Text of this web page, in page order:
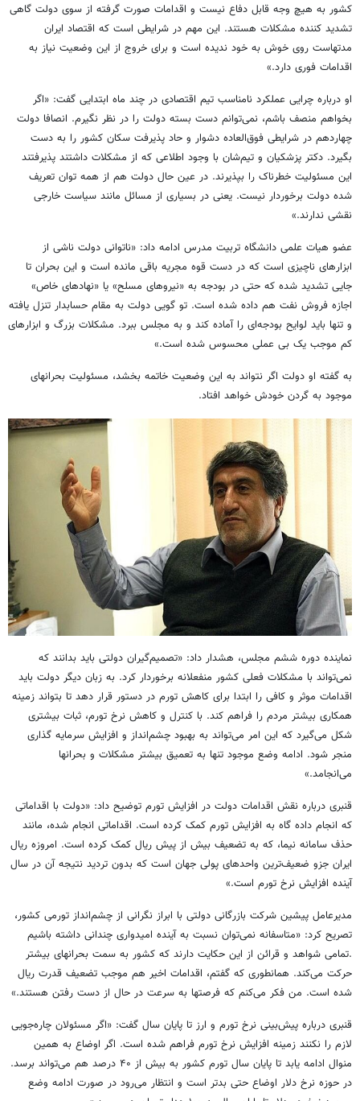
کشور به هیچ وجه قابل دفاع نیست و اقدامات صورت گرفته از سوی دولت گاهی
تشدید کننده مشکلات هستند. این مهم در شرایطی است که اقتصاد ایران
مدتهاست روی خوش به خود ندیده است و برای خروج از این وضعیت نیاز به
اقدامات فوری‌ دارد.»
او درباره چرایی عملکرد نامناسب تیم اقتصادی در چند ماه ابتدایی گفت: «اگر
بخواهم منصف باشم، نمی‌توانم دست بسته دولت را در نظر نگیرم. انصافا دولت
چهاردهم در شرایطی فوق‌العاده دشوار و حاد پذیرفت سکان کشور را به دست
بگیرد. دکتر پزشکیان و تیم‌شان با وجود اطلاعی که از مشکلات داشتند پذیرفتند
این مسئولیت خطرناک را بپذیرند. در عین حال دولت هم از همه توان تعریف
شده دولت برخوردار نیست. یعنی در بسیاری از مسائل مانند سیاست خارجی
نقشی ندارند.»
عضو هیات علمی دانشگاه تربیت مدرس ادامه داد: «ناتوانی دولت ناشی از
ابزارهای ناچیزی است که در دست قوه مجریه باقی مانده است و این بحران تا
جایی تشدید شده که حتی در بودجه به «نیروهای مسلح» یا «نهادهای خاص»
اجازه فروش نفت هم داده شده است. تو گویی دولت به مقام حسابدار تنزل یافته
و تنها باید لوایح بودجه‌ای را آماده کند و به مجلس ببرد. مشکلات بزرگ و ابزارهای
کم موجب یک بی عملی محسوس شده است.»
به گفته او دولت اگر نتواند به این وضعیت خاتمه بخشد، مسئولیت بحرانهای
موجود به گردن خودش خواهد افتاد.
نماینده دوره ششم مجلس، هشدار داد: «تصمیم‌گیران دولتی باید بدانند که
نمی‌تواند با مشکلات فعلی کشور منفعلانه برخوردار کرد. به زبان دیگر دولت باید
اقدامات موثر و کافی را ابتدا برای کاهش تورم در دستور قرار دهد تا بتواند زمینه
همکاری بیشتر مردم را فراهم کند. با کنترل و کاهش نرخ تورم، ثبات بیشتری
شکل می‌گیرد که این امر می‌تواند به بهبود چشم‌انداز و افزایش سرمایه گذاری
منجر شود. ادامه وضع موجود تنها به تعمیق بیشتر مشکلات و بحرانها
می‌انجامد.»
قنبری درباره نقش اقدامات دولت در افزایش تورم توضیح داد: «دولت با اقداماتی
که انجام داده گاه به افزایش تورم کمک کرده است. اقداماتی انجام شده، مانند
حذف سامانه نیما، که به تضعیف بیش از پیش ریال کمک کرده است. امروزه ریال
ایران جزو ضعیف‌ترین واحدهای پولی جهان است که بدون تردید نتیجه آن در سال
آینده افزایش نرخ تورم است.»
مدیرعامل پیشین شرکت بازرگانی دولتی با ابراز نگرانی از چشم‌انداز تورمی کشور،
تصریح کرد: «متاسفانه نمی‌توان نسبت به آینده امیدواری چندانی داشته باشیم
.تمامی شواهد و قرائن از این حکایت دارند که کشور به سمت بحرانهای بیشتر
حرکت می‌کند. همانطوری که گفتم، اقدامات اخیر هم موجب تضعیف قدرت ریال
شده است. من فکر می‌کنم که فرصتها به سرعت در حال از دست رفتن هستند.»
قنبری درباره پیش‌بینی نرخ تورم و ارز تا پایان سال گفت: «اگر مسئولان چاره‌جویی
لازم را نکنند زمینه افزایش نرخ تورم فراهم شده است. اگر اوضاع به همین
منوال ادامه یابد تا پایان سال تورم کشور به بیش از ۴۰ درصد هم می‌تواند برسد.
در حوزه نرخ دلار اوضاع حتی بدتر است و انتظار می‌رود در صورت ادامه وضع